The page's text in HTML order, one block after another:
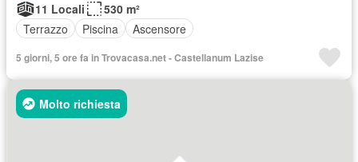
11 Locali
530 m²
Terrazzo
Piscina Ascensore
5 giorni, 5 ore fa in Trovacasa.net - Castellanum Lazise
Molto richiesta